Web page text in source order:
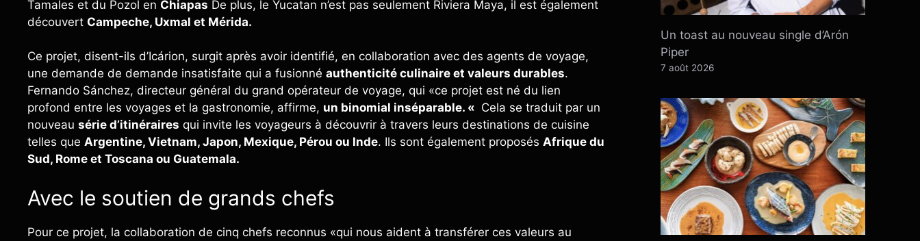
Tamales et du Pozol en Chiapas De plus, le Yucatan n’est pas seulement Riviera Maya, il est également
découvert Campeche, Uxmal et Mérida.
Ce projet, disent-ils d’Icárion, surgit après avoir identifié, en collaboration avec des agents de voyage,
une demande de demande insatisfaite qui a fusionné authenticité culinaire et valeurs durables.
Fernando Sánchez, directeur général du grand opérateur de voyage, qui «ce projet est né du lien
profond entre les voyages et la gastronomie, affirme, un binomial inséparable. « Cela se traduit par un
nouveau série d’itinéraires qui invite les voyageurs à découvrir à travers leurs destinations de cuisine
telles que Argentine, Vietnam, Japon, Mexique, Pérou ou Inde. Ils sont également proposés Afrique du
Sud, Rome et Toscana ou Guatemala.
Avec le soutien de grands chefs
Pour ce projet, la collaboration de cinq chefs reconnus «qui nous aident à transférer ces valeurs au
Un toast au nouveau single d’Arón
Piper
7 août 2026